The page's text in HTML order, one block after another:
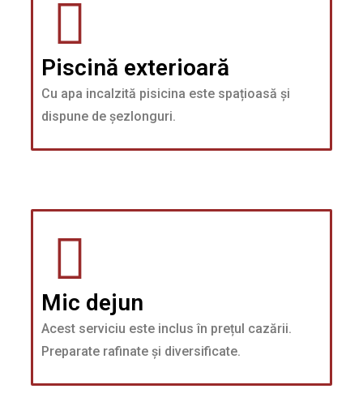
Piscină exterioară
Cu apa incalzită pisicina este spațioasă și
dispune de șezlonguri.
Mic dejun
Acest serviciu este inclus în prețul cazării.
Preparate rafinate și diversificate.